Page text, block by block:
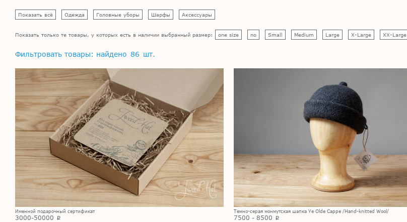
Показать всё Одежда Головные уборы Шарфы Аксессуары
Показать только те товары, у которых есть в наличии выбранный размер: one size no Small Medium Large X-Large XX-Large
Фильтровать товары: найдено 86 шт.
Именной подарочный сертификат
3000-50000 p
Темно-серая монмутская шапка Ye Olde Cappe /Hand-knitted Wool/
7500 - 8500 p